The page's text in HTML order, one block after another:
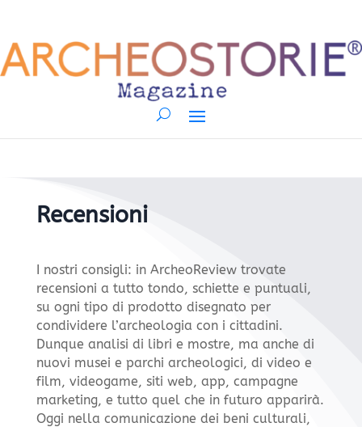
Recensioni
I nostri consigli: in ArcheoReview trovate
recensioni a tutto tondo, schiette e puntuali,
su ogni tipo di prodotto disegnato per
condividere l’archeologia con i cittadini.
Dunque analisi di libri e mostre, ma anche di
nuovi musei e parchi archeologici, di video e
film, videogame, siti web, app, campagne
marketing, e tutto quel che in futuro apparirà.
Oggi nella comunicazione dei beni culturali,